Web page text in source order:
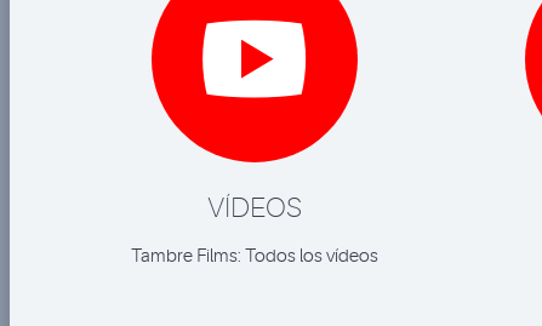

VÍDEOS
Tambre Films: Todos los vídeos